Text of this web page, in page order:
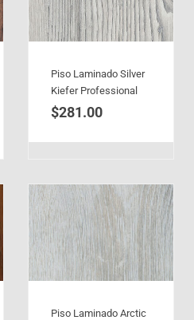
Piso Laminado Silver
Kiefer Professional
$281.00
Piso Laminado Arctic